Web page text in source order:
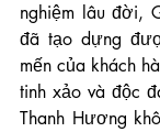
nghiệm lâu đời,
đã tạo dựng
mến của khách
tinh xảo và độc
Thanh Hương